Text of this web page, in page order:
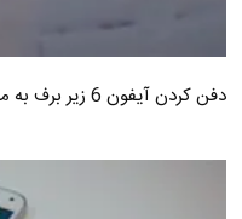
دفن کردن آیفون 6 زیر برف به مدت 15 ساعت